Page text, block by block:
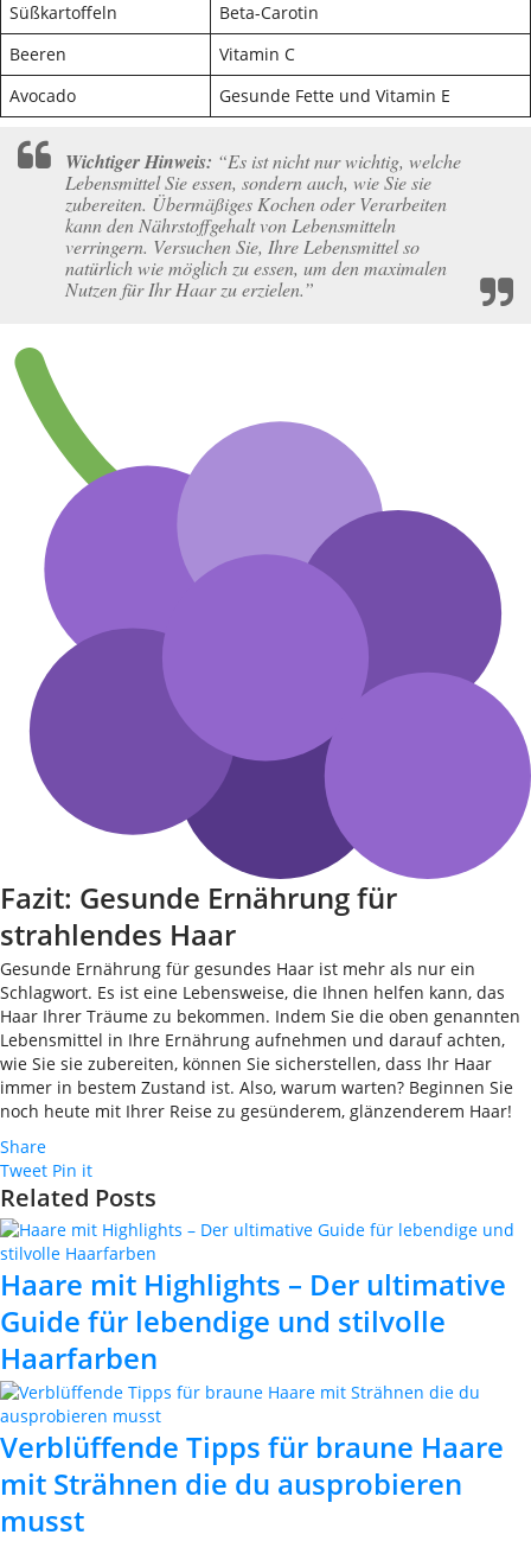
Süßkartoffeln
Beta-Carotin
Beeren
Vitamin C
Avocado
Gesunde Fette und Vitamin E
Wichtiger Hinweis: “Es ist nicht nur wichtig, welche
Lebensmittel Sie essen, sondern auch, wie Sie sie
zubereiten. Übermäßiges Kochen oder Verarbeiten
kann den Nährstoffgehalt von Lebensmitteln
verringern. Versuchen Sie, Ihre Lebensmittel so
natürlich wie möglich zu essen, um den maximalen
Nutzen für Ihr Haar zu erzielen.”
Fazit: Gesunde Ernährung für
strahlendes Haar
Gesunde Ernährung für gesundes Haar ist mehr als nur ein
Schlagwort. Es ist eine Lebensweise, die Ihnen helfen kann, das
Haar Ihrer Träume zu bekommen. Indem Sie die oben genannten
Lebensmittel in Ihre Ernährung aufnehmen und darauf achten,
wie Sie sie zubereiten, können Sie sicherstellen, dass Ihr Haar
immer in bestem Zustand ist. Also, warum warten? Beginnen Sie
noch heute mit Ihrer Reise zu gesünderem, glänzenderem Haar!
Share
Tweet Pin it
Related Posts
Haare mit Highlights – Der ultimative
Guide für lebendige und stilvolle
Haarfarben
Verblüffende Tipps für braune Haare
mit Strähnen die du ausprobieren
musst